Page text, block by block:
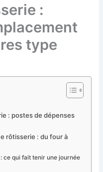
:
type
: postes de dépenses
rôtisserie : du four à
ce qui fait tenir une journée